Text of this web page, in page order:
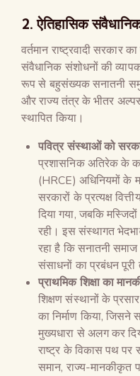
2. ऐतिहासिक
वर्तमान राष्ट्रवादी सरकार
संवैधानिक संशोधनों की
रूप से बहुसंख्यक सनातनी
और राज्य तंत्र के भीतर
स्थापित किया।
पवित्र संस्थाओं को
प्रशासनिक अतिरेक के
(HRCE) अधिनियमों के
सरकारों के प्रत्यक्ष
दिया गया, जबकि मस्जिदों
रही। इस संस्थागत
रहा है कि सनातनी
संसाधनों का प्रबंधन
प्राथमिक शिक्षा का
शिक्षण संस्थानों के
का निर्माण किया,
मुख्यधारा से अलग कर
राष्ट्र के विकास पथ
समान, राज्य-मानकीकृत